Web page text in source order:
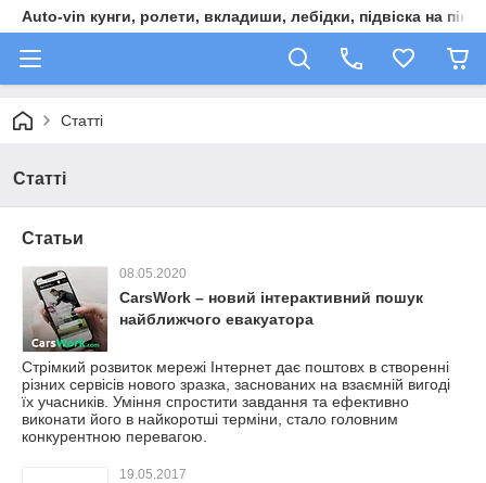
Auto-vin кунги, ролети, вкладиши, лебідки, підвіска на пікап
Статті
Статті
Статьи
08.05.2020
CarsWork – новий інтерактивний пошук
найближчого евакуатора
Стрімкий розвиток мережі Інтернет дає поштовх в створенні
різних сервісів нового зразка, заснованих на взаємній вигоді
їх учасників. Уміння спростити завдання та ефективно
виконати його в найкоротші терміни, стало головним
конкурентною перевагою.
19.05.2017